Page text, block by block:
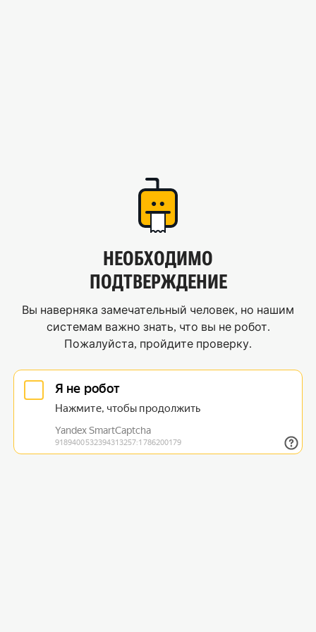
НЕОБХОДИМО
ПОДТВЕРЖДЕНИЕ
Вы наверняка замечательный человек, но нашим
системам важно знать, что вы не робот.
Пожалуйста, пройдите проверку.